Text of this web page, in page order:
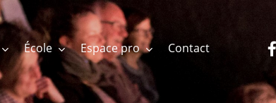
École Espace pro Contact